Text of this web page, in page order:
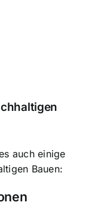
auch einige
Bauen: